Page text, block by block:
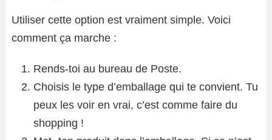
Utiliser cette option est vraiment simple. Voici
comment ça marche :
Rends-toi au bureau de Poste.
Choisis le type d’emballage qui te convient. Tu
peux les voir en vrai, c’est comme faire du
shopping !